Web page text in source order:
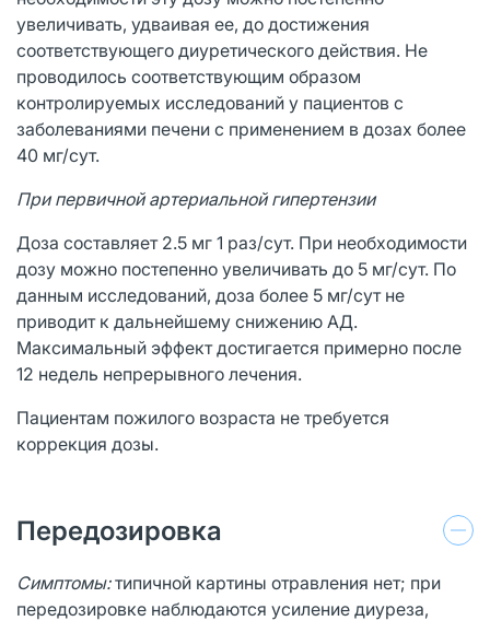
увеличивать, удваивая ее, до достижения
соответствующего диуретического действия. Не
проводилось соответствующим образом
контролируемых исследований у пациентов с
заболеваниями печени с применением в дозах более
40 мг/сут.
При первичной артериальной гипертензии
Доза составляет 2.5 мг 1 раз/сут. При необходимости
дозу можно постепенно увеличивать до 5 мг/сут. По
данным исследований, доза более 5 мг/сут не
приводит к дальнейшему снижению АД.
Максимальный эффект достигается примерно после
12 недель непрерывного лечения.
Пациентам пожилого возраста не требуется
коррекция дозы.
Передозировка
Симптомы:типичной картины отравления нет; при
передозировке наблюдаются усиление диуреза,